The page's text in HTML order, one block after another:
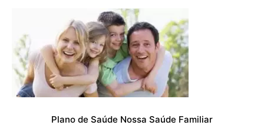
Plano de Saúde Nossa Saúde Familiar